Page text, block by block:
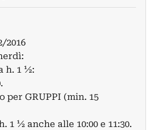
2016
h. 1 ½:
per GRUPPI (min. 15
1 ½ anche alle 10:00 e 11:30.